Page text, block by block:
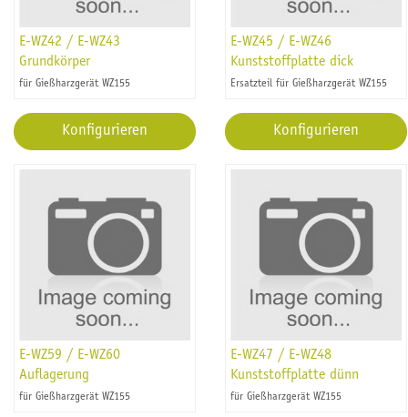
E-WZ42 / E-WZ43
Grundkörper
für Gießharzgerät WZ155
Konfigurieren
E-WZ45 / E-WZ46
Kunststoffplatte dick
Ersatzteil für Gießharzgerät WZ155
Konfigurieren
E-WZ59 / E-WZ60
Auflagerung
für Gießharzgerät WZ155
E-WZ47 / E-WZ48
Kunststoffplatte dünn
für Gießharzgerät WZ155